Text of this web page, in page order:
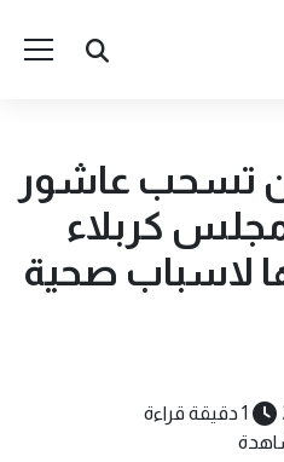
ان تسحب عاشور
كربلاء
لاسباب صحية
1 دقيقة قراءة